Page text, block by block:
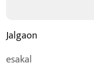
Jalgaon
esakal